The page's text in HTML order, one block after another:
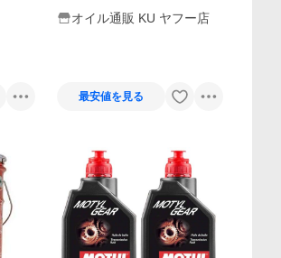
オイル通販 KU ヤフー店
最安値を見る